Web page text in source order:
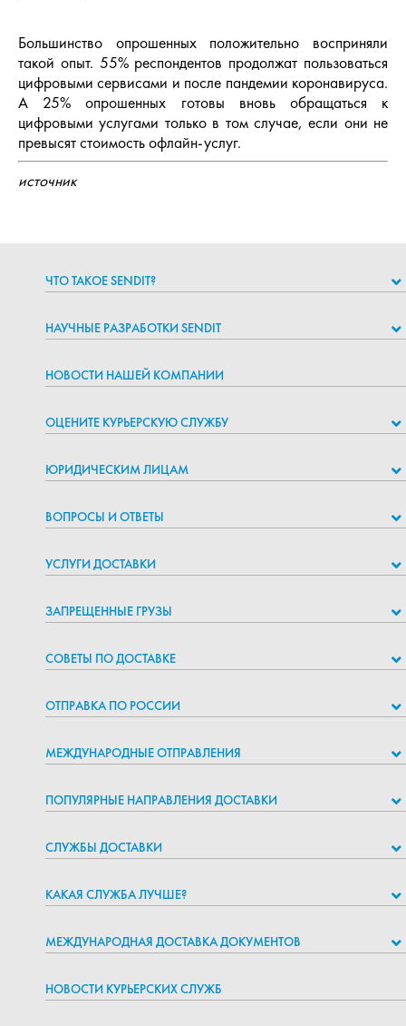
ЧТО ТАКОЕ SENDIT?
НАУЧНЫЕ РАЗРАБОТКИ SENDIT
НОВОСТИ НАШЕЙ КОМПАНИИ
ОЦЕНИТЕ КУРЬЕРСКУЮ СЛУЖБУ
ЮРИДИЧЕСКИМ ЛИЦАМ
ВОПРОСЫ И ОТВЕТЫ
УСЛУГИ ДОСТАВКИ
ЗАПРЕЩЕННЫЕ ГРУЗЫ
СОВЕТЫ ПО ДОСТАВКЕ
ОТПРАВКА ПО РОССИИ
МЕЖДУНАРОДНЫЕ ОТПРАВЛЕНИЯ
ПОПУЛЯРНЫЕ НАПРАВЛЕНИЯ ДОСТАВКИ
СЛУЖБЫ ДОСТАВКИ
КАКАЯ СЛУЖБА ЛУЧШЕ?
МЕЖДУНАРОДНАЯ ДОСТАВКА ДОКУМЕНТОВ
НОВОСТИ КУРЬЕРСКИХ СЛУЖБ
Большинство опрошенных положительно восприняли
такой опыт. 55% респондентов продолжат пользоваться
цифровыми сервисами и после пандемии коронавируса.
А 25% опрошенных готовы вновь обращаться к
цифровыми услугами только в том случае, если они не
превысят стоимость офлайн-услуг.
источник